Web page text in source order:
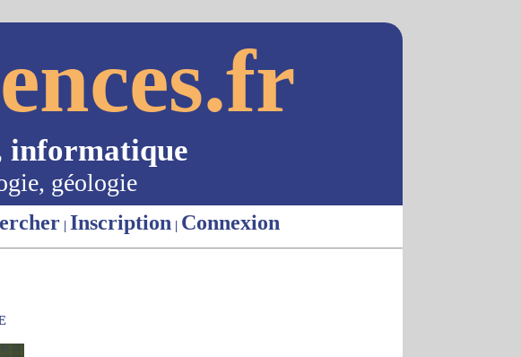
informatique
géologie
| Inscription | Connexion